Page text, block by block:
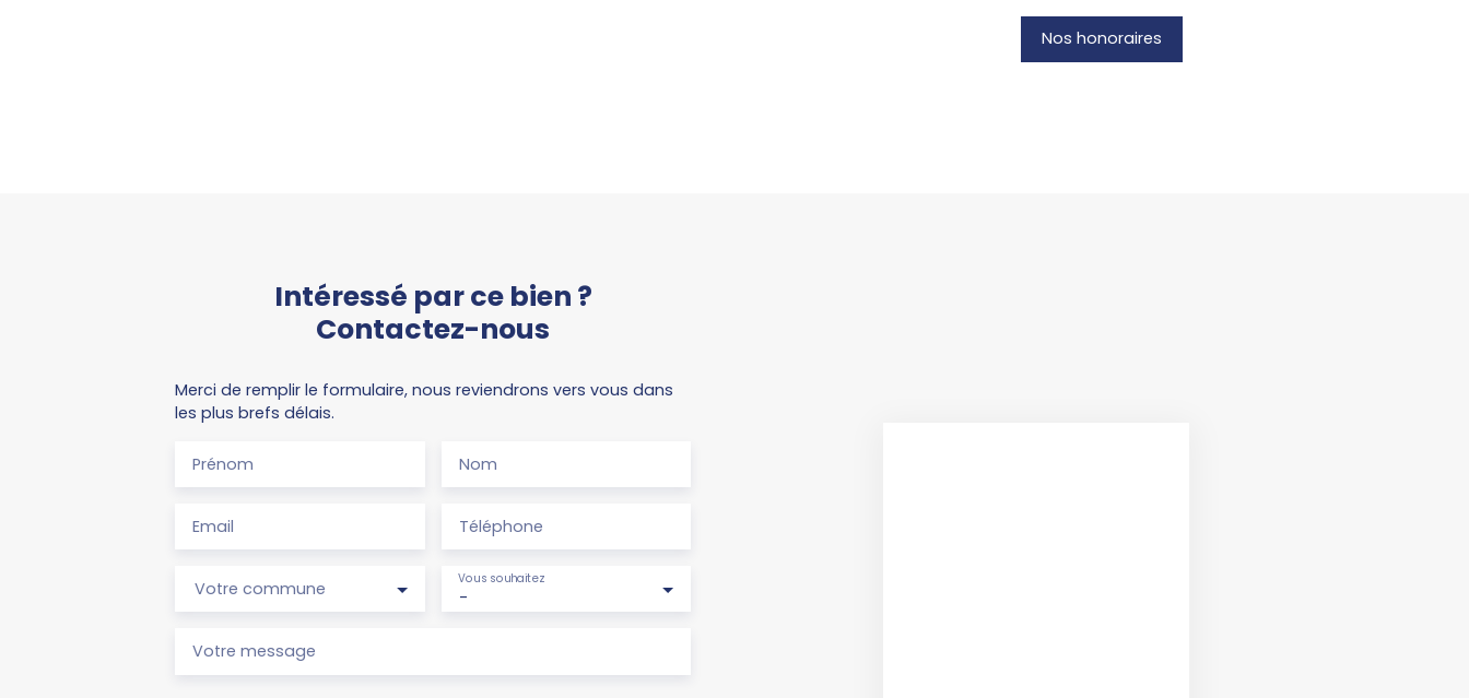
Nos honoraires
Intéressé par ce bien ?
Contactez-nous
Merci de remplir le formulaire, nous reviendrons vers vous dans
les plus brefs délais.
Prénom Nom
Email Téléphone
Votre commune -
Vous souhaitez
Votre message